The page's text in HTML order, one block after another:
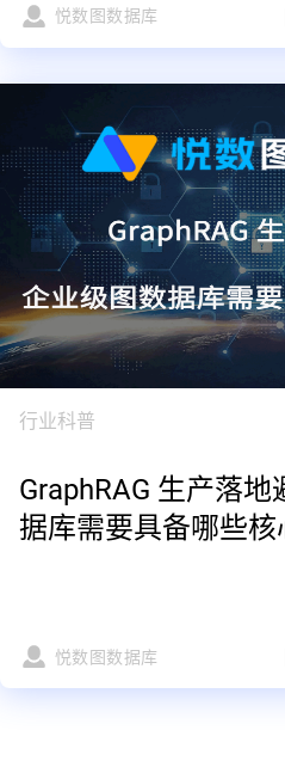
悦数图数据库
行业科普
GraphRAG 生产落
据库需要具备哪些核
悦数图数据库